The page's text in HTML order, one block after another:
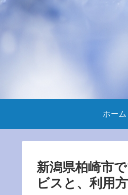
ホーム
新潟県柏崎市
ビスと、利用